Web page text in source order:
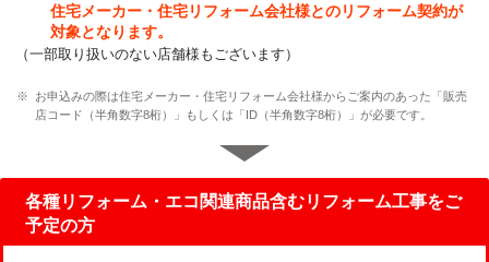
住宅メーカー・住宅リフォーム会社様とのリフォーム契約が
対象となります。
（一部取り扱いのない店舗様もございます）
※
お申込みの際は住宅メーカー・住宅リフォーム会社様からご案内のあった「販売
店コード（半角数字8桁）」もしくは「ID（半角数字8桁）」が必要です。
各種リフォーム・エコ関連商品含むリフォーム工事をご
予定の方